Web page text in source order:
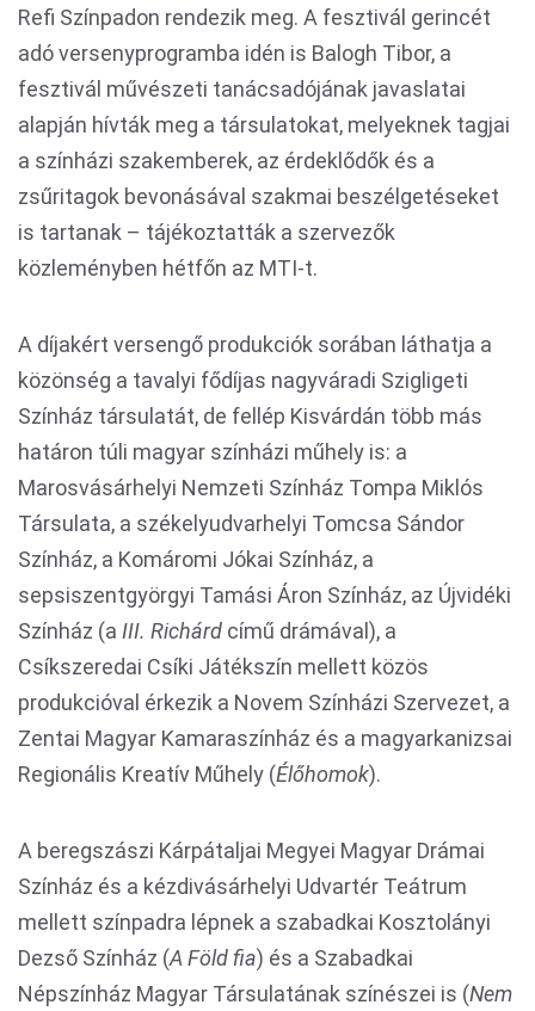
Refi Színpadon rendezik meg. A fesztivál gerincét
adó versenyprogramba idén is Balogh Tibor, a
fesztivál művészeti tanácsadójának javaslatai
alapján hívták meg a társulatokat, melyeknek tagjai
a színházi szakemberek, az érdeklődők és a
zsűritagok bevonásával szakmai beszélgetéseket
is tartanak – tájékoztatták a szervezők
közleményben hétfőn az MTI-t.
A díjakért versengő produkciók sorában láthatja a
közönség a tavalyi fődíjas nagyváradi Szigligeti
Színház társulatát, de fellép Kisvárdán több más
határon túli magyar színházi műhely is: a
Marosvásárhelyi Nemzeti Színház Tompa Miklós
Társulata, a székelyudvarhelyi Tomcsa Sándor
Színház, a Komáromi Jókai Színház, a
sepsiszentgyörgyi Tamási Áron Színház, az Újvidéki
Színház (a III. Richárd című drámával), a
Csíkszeredai Csíki Játékszín mellett közös
produkcióval érkezik a Novem Színházi Szervezet, a
Zentai Magyar Kamaraszínház és a magyarkanizsai
Regionális Kreatív Műhely (Élőhomok).
A beregszászi Kárpátaljai Megyei Magyar Drámai
Színház és a kézdivásárhelyi Udvartér Teátrum
mellett színpadra lépnek a szabadkai Kosztolányi
Dezső Színház (A Föld fia) és a Szabadkai
Népszínház Magyar Társulatának színészei is (Nem